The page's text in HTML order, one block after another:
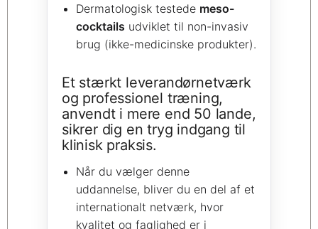
Dermatologisk testede meso-
cocktails udviklet til non-invasiv
brug (ikke-medicinske produkter).
Et stærkt leverandørnetværk
og professionel træning,
anvendt i mere end 50 lande,
sikrer dig en tryg indgang til
klinisk praksis.
Når du vælger denne
uddannelse, bliver du en del af et
internationalt netværk, hvor
kvalitet og faglighed er i